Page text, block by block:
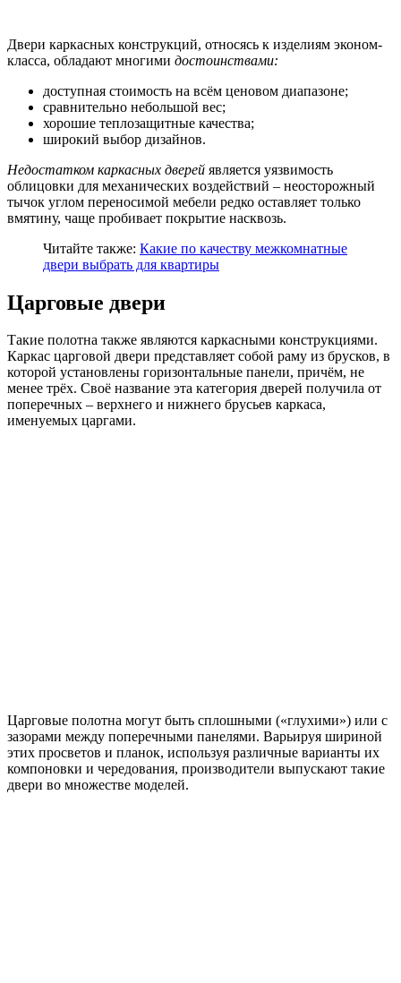
Двери каркасных конструкций, относясь к изделиям эконом-
класса, обладают многими достоинствами:
доступная стоимость на всём ценовом диапазоне;
сравнительно небольшой вес;
хорошие теплозащитные качества;
широкий выбор дизайнов.
Недостатком каркасных дверей является уязвимость
облицовки для механических воздействий – неосторожный
тычок углом переносимой мебели редко оставляет только
вмятину, чаще пробивает покрытие насквозь.
Читайте также: Какие по качеству межкомнатные
двери выбрать для квартиры
Царговые двери
Такие полотна также являются каркасными конструкциями.
Каркас царговой двери представляет собой раму из брусков, в
которой установлены горизонтальные панели, причём, не
менее трёх. Своё название эта категория дверей получила от
поперечных – верхнего и нижнего брусьев каркаса,
именуемых царгами.
Царговые полотна могут быть сплошными («глухими») или с
зазорами между поперечными панелями. Варьируя шириной
этих просветов и планок, используя различные варианты их
компоновки и чередования, производители выпускают такие
двери во множестве моделей.